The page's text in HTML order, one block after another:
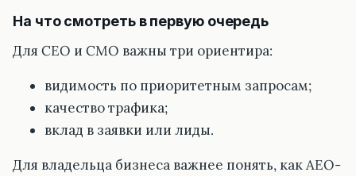
На что смотреть в первую очередь
Для CEO и CMO важны три ориентира:
видимость по приоритетным запросам;
качество трафика;
вклад в заявки или лиды.
Для владельца бизнеса важнее понять, как AEO-